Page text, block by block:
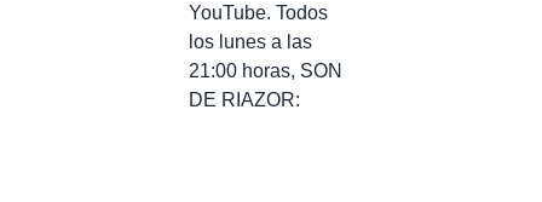
YouTube. Todos
los lunes a las
21:00 horas, SON
DE RIAZOR: